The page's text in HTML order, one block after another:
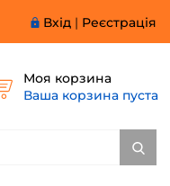
Вхід | Реєстрація
Моя корзина
Ваша корзина пуста